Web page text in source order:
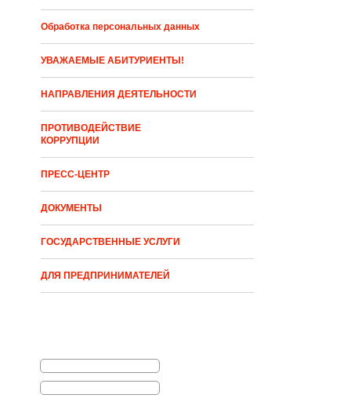
Обработка персональных данных
УВАЖАЕМЫЕ АБИТУРИЕНТЫ!
НАПРАВЛЕНИЯ ДЕЯТЕЛЬНОСТИ
ПРОТИВОДЕЙСТВИЕ
КОРРУПЦИИ
ПРЕСС-ЦЕНТР
ДОКУМЕНТЫ
ГОСУДАРСТВЕННЫЕ УСЛУГИ
ДЛЯ ПРЕДПРИНИМАТЕЛЕЙ